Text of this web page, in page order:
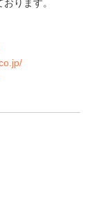
ります。